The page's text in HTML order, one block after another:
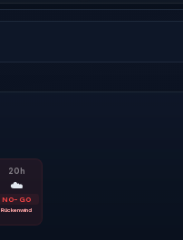
20h
☁️
NO-GO
Rückenwind